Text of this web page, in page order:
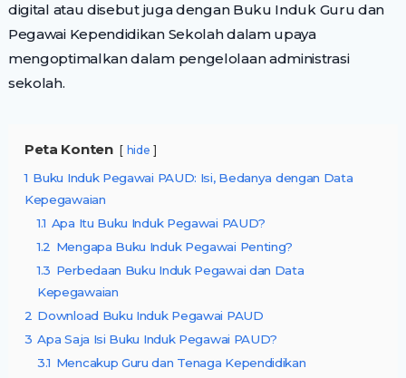
digital atau disebut juga dengan Buku Induk Guru dan
Pegawai Kependidikan Sekolah dalam upaya
mengoptimalkan dalam pengelolaan administrasi
sekolah.
Peta Konten hide
1 Buku Induk Pegawai PAUD: Isi, Bedanya dengan Data
Kepegawaian
1.1 Apa Itu Buku Induk Pegawai PAUD?
1.2 Mengapa Buku Induk Pegawai Penting?
1.3 Perbedaan Buku Induk Pegawai dan Data
Kepegawaian
2 Download Buku Induk Pegawai PAUD
3 Apa Saja Isi Buku Induk Pegawai PAUD?
3.1 Mencakup Guru dan Tenaga Kependidikan